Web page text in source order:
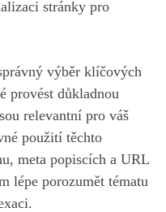
stránky pro
výběr klíčových
provést důkladnou
relevantní pro váš
použití těchto
meta popiscích a URL
lépe porozumět tématu